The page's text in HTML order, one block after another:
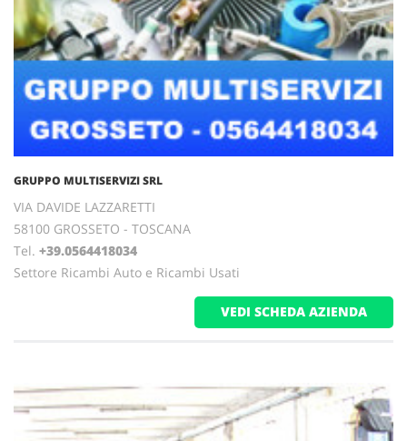
GRUPPO MULTISERVIZI SRL
VIA DAVIDE LAZZARETTI
58100 GROSSETO - TOSCANA
Tel. +39.0564418034
Settore Ricambi Auto e Ricambi Usati
VEDI SCHEDA AZIENDA